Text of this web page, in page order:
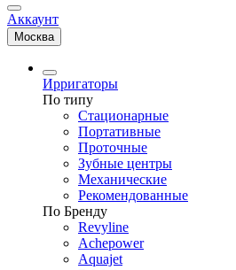
Аккаунт
Москва
Ирригаторы
По типу
Стационарные
Портативные
Проточные
Зубные центры
Механические
Рекомендованные
По Бренду
Revyline
Achepower
Aquajet